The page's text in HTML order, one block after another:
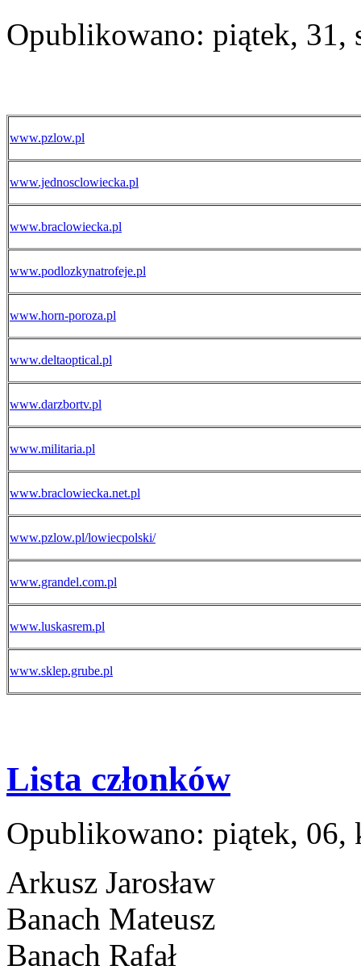
Opublikowano: piątek, 31,
www.pzlow.pl
www.jednosclowiecka.pl
www.braclowiecka.pl
www.podlozkynatrofeje.pl
www.horn-poroza.pl
www.deltaoptical.pl
www.darzbortv.pl
www.militaria.pl
www.braclowiecka.net.pl
www.pzlow.pl/lowiecpolski/
www.grandel.com.pl
www.luskasrem.pl
www.sklep.grube.pl
Lista członków
Opublikowano: piątek, 06,
Arkusz Jarosław
Banach Mateusz
Banach Rafał